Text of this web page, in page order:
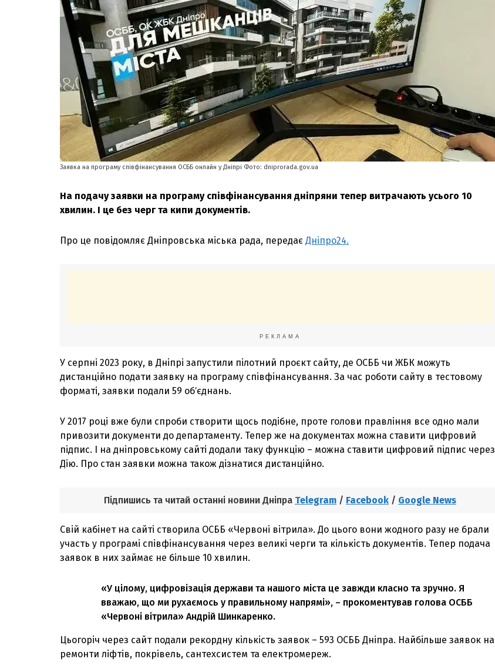
Заявка на програму співфінансування ОСББ онлайн у Дніпрі Фото: dniprorada.gov.ua
На подачу заявки на програму співфінансування дніпряни тепер витрачають усього 10
хвилин. І це без черг та кипи документів.
Про це повідомляє Дніпровська міська рада, передає Дніпро24.
РЕКЛАМА
У серпні 2023 року, в Дніпрі запустили пілотний проєкт сайту, де ОСББ чи ЖБК можуть
дистанційно подати заявку на програму співфінансування. За час роботи сайту в тестовому
форматі, заявки подали 59 обʼєднань.
У 2017 році вже були спроби створити щось подібне, проте голови правління все одно мали
привозити документи до департаменту. Тепер же на документах можна ставити цифровий
підпис. І на дніпровському сайті додали таку функцію – можна ставити цифровий підпис через
Дію. Про стан заявки можна також дізнатися дистанційно.
Підпишись та читай останні новини Дніпра Telegram / Facebook / Google News
Свій кабінет на сайті створила ОСББ «Червоні вітрила». До цього вони жодного разу не брали
участь у програмі співфінансування через великі черги та кількість документів. Тепер подача
заявок в них займає не більше 10 хвилин.
«У цілому, цифровізація держави та нашого міста це завжди класно та зручно. Я
вважаю, що ми рухаємось у правильному напрямі», – прокоментував голова ОСББ
«Червоні вітрила» Андрій Шинкаренко.
Цьогоріч через сайт подали рекордну кількість заявок – 593 ОСББ Дніпра. Найбільше заявок на
ремонти ліфтів, покрівель, сантехсистем та електромереж.